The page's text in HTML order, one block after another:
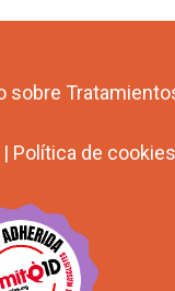
sobre
| Política de cookies